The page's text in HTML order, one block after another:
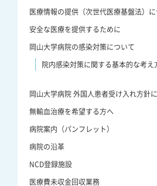
医療情報の提供（次世代医療基盤法）
安全な医療を提供するために
岡山大学病院の感染対策について
院内感染対策に関する基本的な考え
岡山大学病院 外国人患者受け入れ方針
無輸血治療を希望する方へ
病院案内（パンフレット）
病院の沿革
NCD登録施設
医療費未収金回収業務